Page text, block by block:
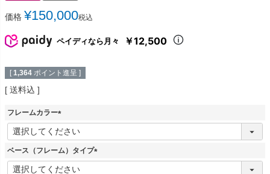
価格 ¥150,000税込
ペイディなら月々 ￥12,500
[ 1,364 ポイント進呈 ]
送料込
フレームカラー
(
必
須
ベース（フレーム）タイプ
(